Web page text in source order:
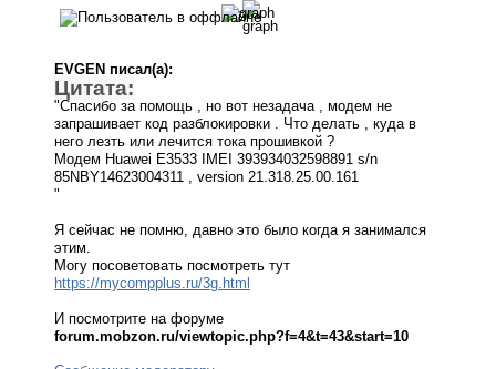
EVGEN писал(а):
Цитата:
"Спасибо за помощь , но вот незадача , модем не
запрашивает код разблокировки . Что делать , куда в
него лезть или лечится тока прошивкой ?
Модем Huawei E3533 IMEI 393934032598891 s/n
85NBY14623004311 , version 21.318.25.00.161
"
Я сейчас не помню, давно это было когда я занимался
этим.
Могу посоветовать посмотреть тут
https://mycompplus.ru/3g.html
И посмотрите на форуме
forum.mobzon.ru/viewtopic.php?f=4&t=43&start=10